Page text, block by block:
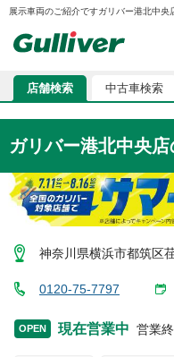
展示車両のご紹介ですガリバー港北中
店舗検索 中古車検索
ガリバー港北中央店
神奈川県横浜市都筑区
0120-75-7797
OPEN 現在営業中 営業